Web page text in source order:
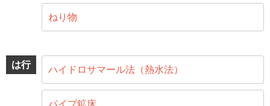
ねり物
は行 ハイドロサマール法（熱水法）
パイプ鉱床